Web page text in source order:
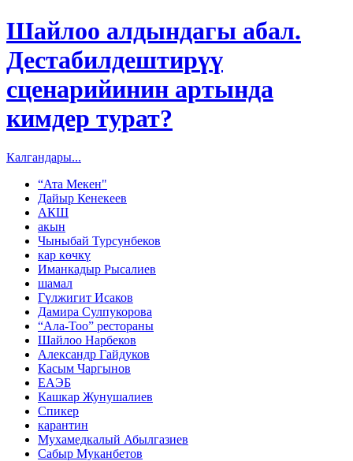
Шайлоо алдындагы абал.
Дестабилдештирүү
сценарийинин артында
кимдер турат?
Калгандары...
“Ата Мекен"
Дайыр Кенекеев
АКШ
акын
Чыныбай Турсунбеков
кар көчкү
Иманкадыр Рысалиев
шамал
Гүлжигит Исаков
Дамира Сулпукорова
“Ала-Тоо” рестораны
Шайлоо Нарбеков
Александр Гайдуков
Касым Чаргынов
ЕАЭБ
Кашкар Жунушалиев
Спикер
карантин
Мухамедкалый Абылгазиев
Сабыр Муканбетов